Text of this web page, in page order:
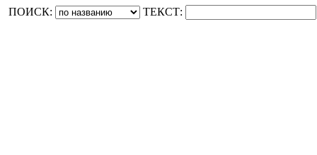
ПОИСК: ТЕКСТ: